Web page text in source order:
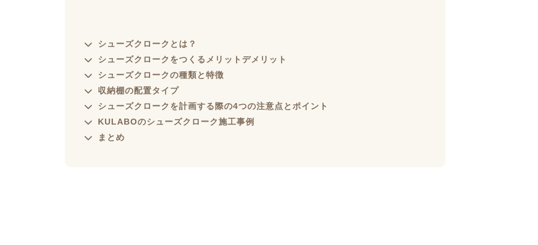
シューズクロークとは？
シューズクロークをつくるメリットデメリット
シューズクロークの種類と特徴
収納棚の配置タイプ
シューズクロークを計画する際の4つの注意点とポイント
KULABOのシューズクローク施工事例
まとめ